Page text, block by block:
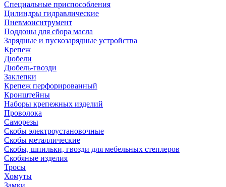
Специальные приспособления
Цилиндры гидравлические
Пневмоиснтрумент
Поддоны для сбора масла
Зарядные и пускозарядные устройства
Крепеж
Дюбели
Дюбель-гвозди
Заклепки
Крепеж перфорированный
Кронштейны
Наборы крепежных изделий
Проволока
Саморезы
Скобы электроустановочные
Скобы металлические
Скобы, шпильки, гвозди для мебельных степлеров
Скобяные изделия
Тросы
Хомуты
Замки